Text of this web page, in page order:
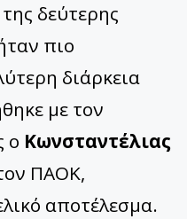
δεύτερης
πιο
διάρκεια
με τον
ο Κωνσταντέλιας
ΠΑΟΚ,
αποτέλεσμα.